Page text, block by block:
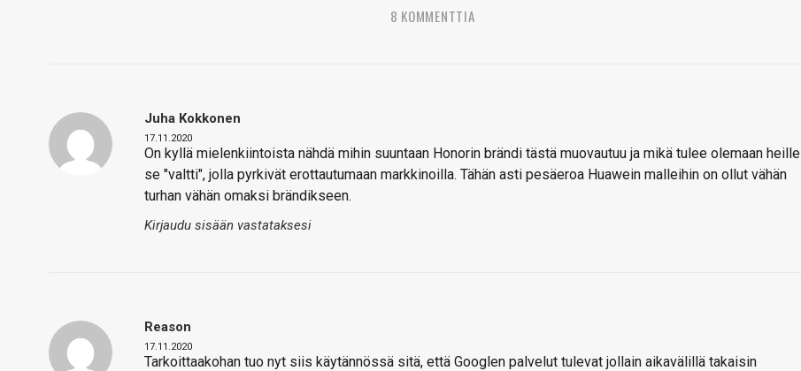
8 KOMMENTTIA
Juha Kokkonen
17.11.2020
On kyllä mielenkiintoista nähdä mihin suuntaan Honorin brändi tästä muovautuu ja mikä tulee olemaan heille
se "valtti", jolla pyrkivät erottautumaan markkinoilla. Tähän asti pesäeroa Huawein malleihin on ollut vähän
turhan vähän omaksi brändikseen.
Kirjaudu sisään vastataksesi
Reason
17.11.2020
Tarkoittaakohan tuo nyt siis käytännössä sitä, että Googlen palvelut tulevat jollain aikavälillä takaisin